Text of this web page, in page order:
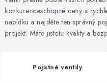
⭐ NEJLÉPE HODNOCENÉ
🏷️ VÝPRODEJ
konkurenceschopné ceny a
nabídku a najděte ten správný
projekt. Máte jistotu kvality a
Pojistné ventily